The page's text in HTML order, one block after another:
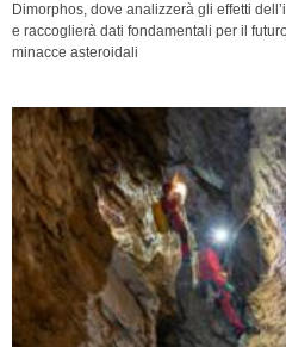
Dimorphos, dove analizzerà gli effetti
e raccoglierà dati fondamentali per il
minacce asteroidali